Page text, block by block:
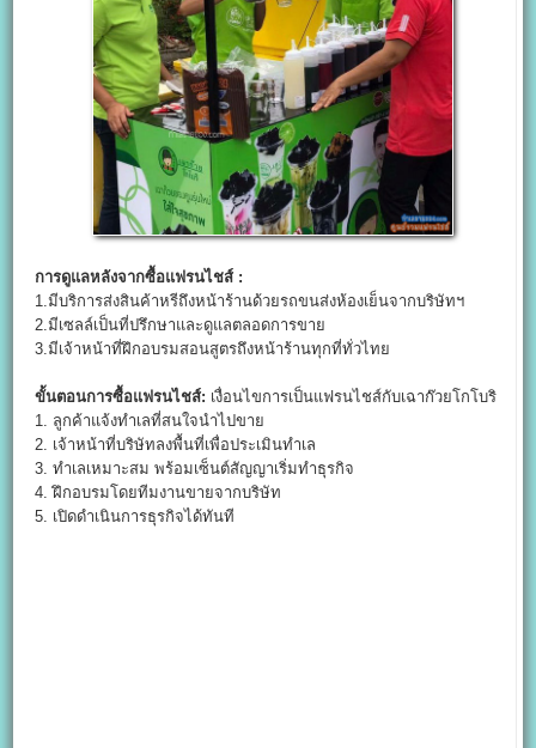
การดูแลหลังจากซื้อแฟรนไชส์ :
1.มีบริการส่งสินค้าหรีถึงหน้าร้านด้วยรถขนส่งห้องเย็นจากบริษัทฯ
2.มีเซลล์เป็นที่ปรึกษาและดูแลตลอดการขาย
3.มีเจ้าหน้าที่ฝึกอบรมสอนสูตรถึงหน้าร้านทุกที่ทั่วไทย
ขั้นตอนการซื้อแฟรนไชส์: เงื่อนไขการเป็นแฟรนไชส์กับเฉาก๊วยโกโบริ
1. ลูกค้าแจ้งทำเลที่สนใจนำไปขาย
2. เจ้าหน้าที่บริษัทลงพื้นที่เพื่อประเมินทำเล
3. ทำเลเหมาะสม พร้อมเซ็นต์สัญญาเริ่มทำธุรกิจ
4. ฝึกอบรมโดยทีมงานขายจากบริษัท
5. เปิดดำเนินการธุรกิจได้ทันที